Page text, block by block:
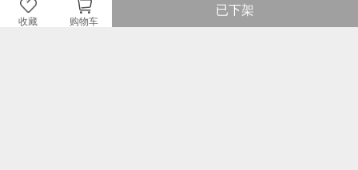
收藏 购物车
已下架